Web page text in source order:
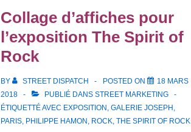
Collage d’affiches pour
l’exposition The Spirit of
Rock
BY STREET DISPATCH POSTED ON
18 MARS
2018
PUBLIÉ DANS STREET MARKETING
ÉTIQUETTÉ AVEC EXPOSITION , GALERIE JOSEPH ,
PARIS, PHILIPPE HAMON , ROCK, THE SPIRIT OF ROCK